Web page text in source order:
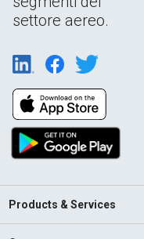
settore aereo.
Products & Services